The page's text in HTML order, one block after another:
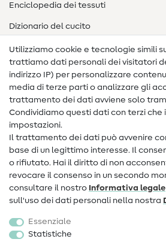
Enciclopedia dei tessuti
Dizionario del cucito
Nähanleitungen
Assistenza e contatto
Contatto
Informazioni sul nuovo proprietario
FAQ
Diritto di recesso
Popolare
Accessori cucito
Utilizziamo cookie e tecnologie simili
trattiamo dati personali dei visitatori
indirizzo IP) per personalizzare
media di terze parti o analizzare gli
trattamento dei dati avviene solo
Condividiamo questi dati con terzi che
impostazioni.
Il trattamento dei dati può avvenire
base di un legittimo interesse. Il
o rifiutato. Hai il diritto di non
revocare il consenso in un secondo
consultare il nostro Informativa legale
sull'uso dei dati personali nella nostra
Essenziale
Statistiche